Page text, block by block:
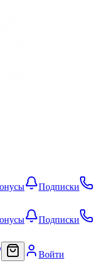
Подписки
Подписки
Войти